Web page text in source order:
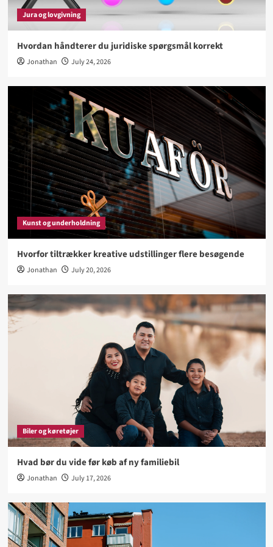
besøgende
4
Hvad bør du vide før køb af ny familiebil
5
Sport og hobby
Hvad gør en aktiv livsstil lettere at fastholde
Jura og lovgivning
Hvordan håndterer du juridiske spørgsmål korrekt
Jonathan July 24, 2026
Kunst og underholdning
Hvorfor tiltrækker kreative udstillinger flere besøgende
Jonathan July 20, 2026
Biler og køretøjer
Hvad bør du vide før køb af ny familiebil
Jonathan July 17, 2026